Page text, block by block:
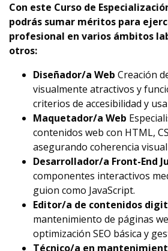
Con este Curso de
podrás sumar méritos para
profesional en varios ámbitos
otros:
Diseñador/a Web Creación
visualmente atractivos y
criterios de accesibilidad y
Maquetador/a Web
contenidos web con HTML,
asegurando coherencia visual
Desarrollador/a Front-End
componentes interactivos
guion como JavaScript.
Editor/a de contenidos
mantenimiento de páginas
optimización SEO básica y
Técnico/a en